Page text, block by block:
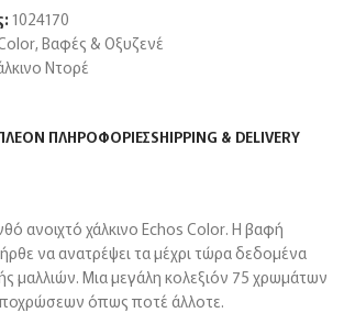
1024170
, Βαφές & Οξυζενέ
Ντορέ
ΠΛΗΡΟΦΟΡΊΕΣSHIPPING & DELIVERY
ανοιχτό χάλκινο Echos Color. H βαφή
να ανατρέψει τα μέχρι τώρα δεδομένα
μαλλιών. Μια μεγάλη κολεξιόν 75 χρωμάτων
όπως ποτέ άλλοτε.